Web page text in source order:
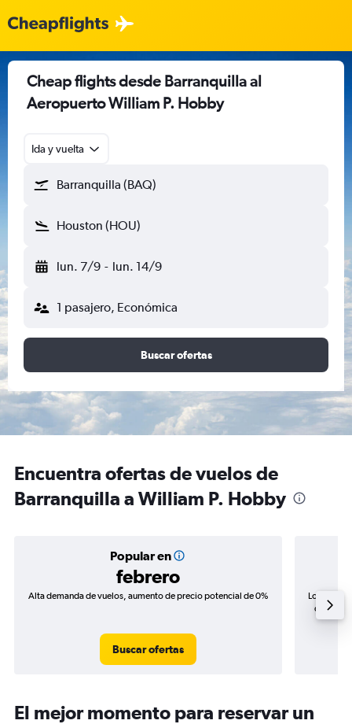
Cheap flights desde Barranquilla al
Aeropuerto William P. Hobby
Ida y vuelta
Barranquilla (BAQ)
Houston (HOU)
lun. 7/9 - lun. 14/9
1 pasajero, Económica
Buscar ofertas
Encuentra ofertas de vuelos de
Barranquilla a William P. Hobby
Popular en
febrero
Alta demanda de vuelos, aumento de precio potencial de 0%
Buscar ofertas
Los
de
El mejor momento para reservar un